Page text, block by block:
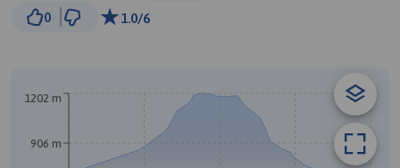
0 1.0/6
A
906 m
1202 m